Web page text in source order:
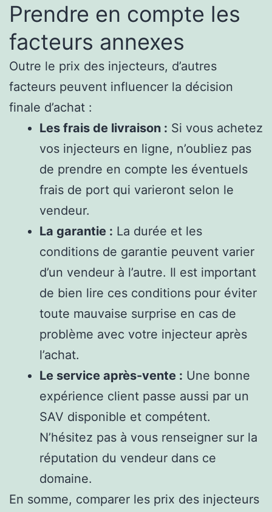
Prendre en compte les
facteurs annexes
Outre le prix des injecteurs, d’autres
facteurs peuvent influencer la décision
finale d’achat :
Les frais de livraison : Si vous achetez
vos injecteurs en ligne, n’oubliez pas
de prendre en compte les éventuels
frais de port qui varieront selon le
vendeur.
La garantie : La durée et les
conditions de garantie peuvent varier
d’un vendeur à l’autre. Il est important
de bien lire ces conditions pour éviter
toute mauvaise surprise en cas de
problème avec votre injecteur après
l’achat.
Le service après-vente : Une bonne
expérience client passe aussi par un
SAV disponible et compétent.
N’hésitez pas à vous renseigner sur la
réputation du vendeur dans ce
domaine.
En somme, comparer les prix des injecteurs